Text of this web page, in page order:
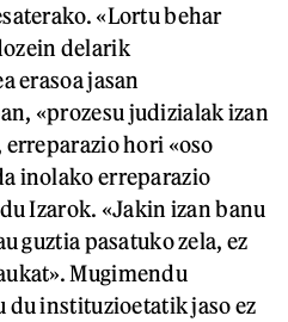
«Lortu behar
delarik
erasoa jasan
«prozesu judizialak izan
hori «oso
inolako erreparazio
Izarok. «Jakin izan banu
guztia pasatuko zela, ez
Mugimendu
instituzioetatik jaso ez